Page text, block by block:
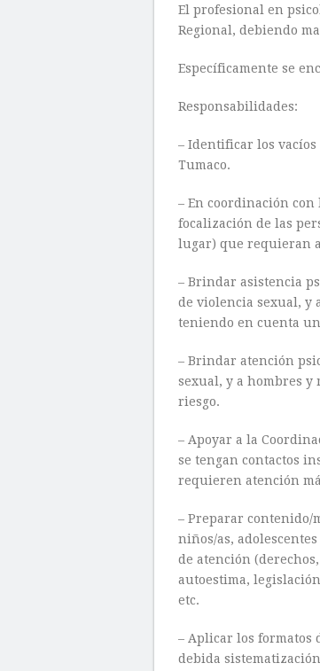
El profesional en
Regional, debiendo
Específicamente se
Responsabilidades:
– Identificar los
Tumaco.
– En coordinación con
focalización de las
lugar) que requieran
– Brindar asistencia
de violencia sexual, y
teniendo en cuenta
– Brindar atención
sexual, y a hombres y
riesgo.
– Apoyar a la
se tengan contactos
requieren atención
– Preparar contenido/
niños/as,
de atención
autoestima, legislación
etc.
– Aplicar los formatos
debida